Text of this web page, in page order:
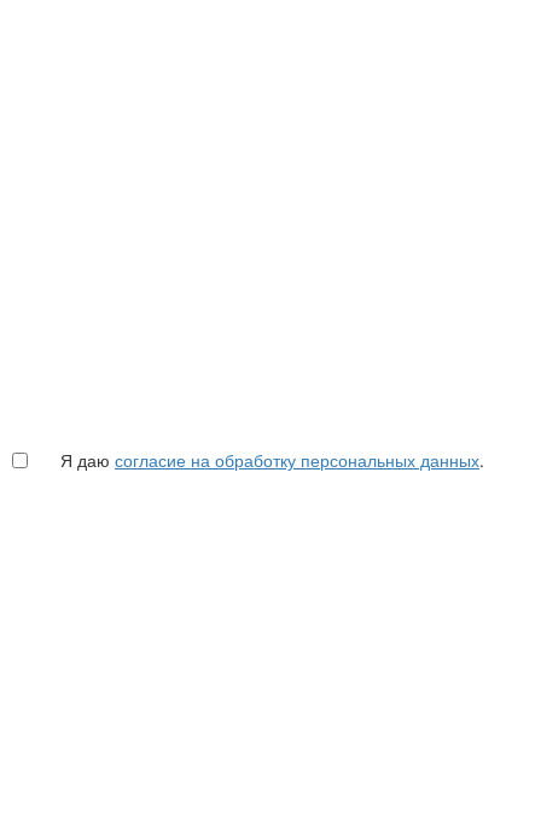
Я даю согласие на обработку персональных данных.